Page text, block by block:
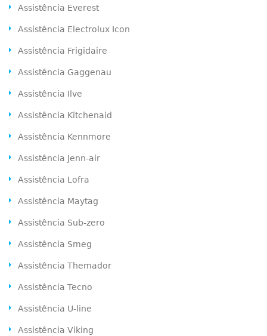
Assistência Everest
Assistência Electrolux Icon
Assistência Frigidaire
Assistência Gaggenau
Assistência Ilve
Assistência Kitchenaid
Assistência Kennmore
Assistência Jenn-air
Assistência Lofra
Assistência Maytag
Assistência Sub-zero
Assistência Smeg
Assistência Themador
Assistência Tecno
Assistência U-line
Assistência Viking